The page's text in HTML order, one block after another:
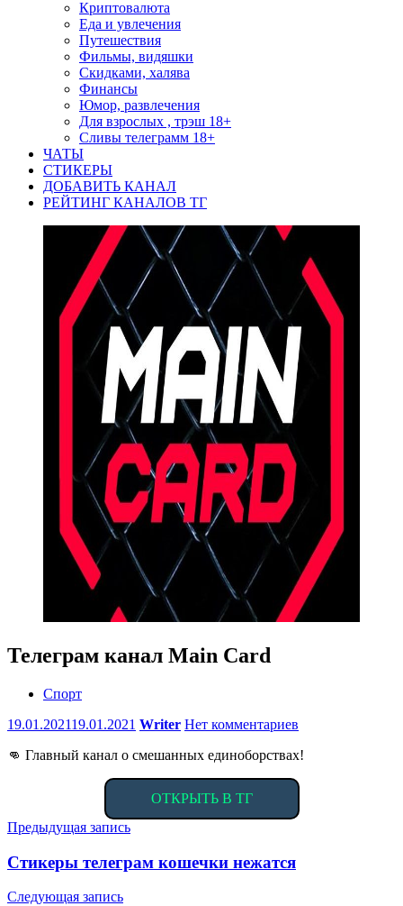
Криптовалюта
Еда и увлечения
Путешествия
Фильмы, видяшки
Скидками, халява
Финансы
Юмор, развлечения
Для взрослых , трэш 18+
Сливы телеграмм 18+
ЧАТЫ
СТИКЕРЫ
ДОБАВИТЬ КАНАЛ
РЕЙТИНГ КАНАЛОВ ТГ
Телеграм канал Main Card
Спорт
19.01.202119.01.2021 Writer Нет комментариев
👊 Главный канал о смешанных единоборствах!
ОТКРЫТЬ В ТГ
Навигация
по
записям
Предыдущая запись
Стикеры телеграм кошечки нежатся
Следующая запись